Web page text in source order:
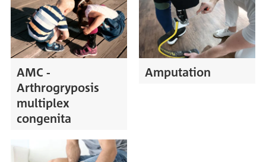
AMC -
Arthrogryposis
multiplex
congenita
Amputation